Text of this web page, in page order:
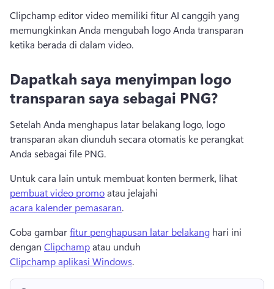
Clipchamp editor video memiliki fitur AI canggih yang
memungkinkan Anda mengubah logo Anda transparan
ketika berada di dalam video.
Dapatkah saya menyimpan logo
transparan saya sebagai PNG?
Setelah Anda menghapus latar belakang logo, logo
transparan akan diunduh secara otomatis ke perangkat
Anda sebagai file PNG.
Untuk cara lain untuk membuat konten bermerk, lihat
pembuat video promo atau jelajahi
acara kalender pemasaran.
Coba gambar fitur penghapusan latar belakang hari ini
dengan Clipchamp atau unduh
Clipchamp aplikasi Windows.